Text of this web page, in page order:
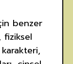
benzer
fiziksel